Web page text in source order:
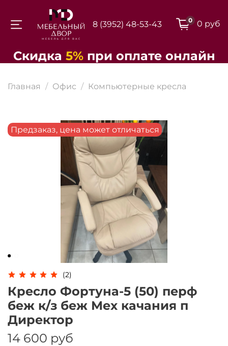
8 (3952) 48-53-43 0 0 руб
Скидка 5%при оплате онлайн
Главная Офис Компьютерные кресла
Предзаказ, цена может отличаться
(2)
Кресло Фортуна-5 (50) перф
беж к/з беж Мех качания п
Директор
14 600 руб
Для клиентов всех банков
Разбейте
Добавляйте товары
в корзину
Оплачивайте сегодня только25% картой
любого банка
Получайте товар
выбранный способом
Оставшиеся
списываться